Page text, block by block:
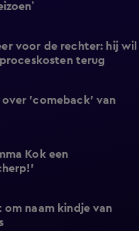
voor de rechter: hij wil
terug
over 'comeback' van
Kok een
om naam kindje van